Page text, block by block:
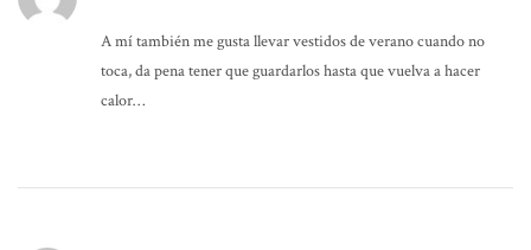
A mí también me gusta llevar vestidos de verano cuando no
toca, da pena tener que guardarlos hasta que vuelva a hacer
calor…